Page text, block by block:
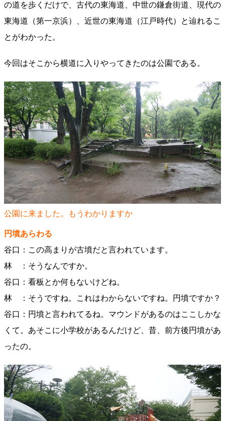
の道を歩くだけで、古代の東海道、中世の鎌倉街道、現代の
東海道（第一京浜）、近世の東海道（江戸時代）と辿れるこ
とがわかった。
今回はそこから横道に入りやってきたのは公園である。
公園に来ました。もうわかりますか
円墳あらわる
谷口：この高まりが古墳だと言われています。
林 ：そうなんですか。
谷口：看板とか何もないけどね。
林 ：そうですね。これはわからないですね。円墳ですか？
谷口：円墳と言われてるね。マウンドがあるのはここしかな
くて。あそこに小学校があるんだけど、昔、前方後円墳があ
ったの。